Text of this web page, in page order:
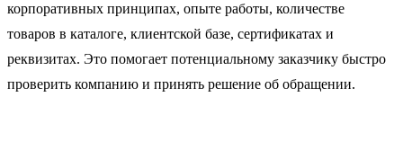
корпоративных принципах, опыте работы, количестве
товаров в каталоге, клиентской базе, сертификатах и
реквизитах. Это помогает потенциальному заказчику быстро
проверить компанию и принять решение об обращении.